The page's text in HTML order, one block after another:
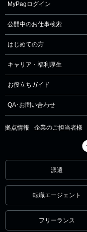
MyPagログイン
公開中のお仕事検索
はじめての方
キャリア・福利厚生
お役立ちガイド
QA･お問い合わせ
拠点情報 企業のご担当者様
派遣
転職エージェント
フリーランス